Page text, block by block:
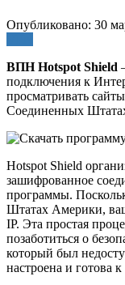
Опубликовано: 30
ВПН Hotspot Shield
подключения к
просматривать
Соединенных
Hotspot Shield
зашифрованное
программы.
Штатах Америки,
IP. Эта простая
позаботиться о
который был
настроена и готова